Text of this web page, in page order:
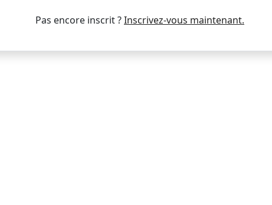
Pas encore inscrit ?Inscrivez-vous maintenant.